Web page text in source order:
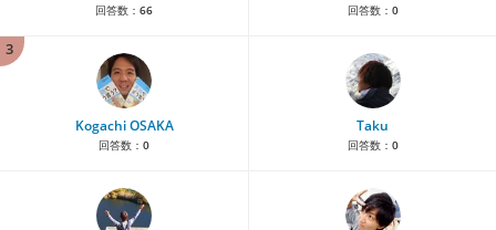
回答数： 66 回答数： 0
3
Kogachi OSAKA
回答数： 0
Taku
回答数： 0